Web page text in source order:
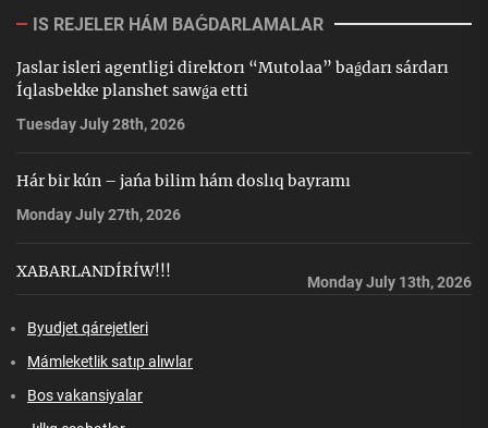
IS REJELER HÁM BAǴDARLAMALAR
Jaslar isleri agentligi direktorı “Mutolaa” baǵdarı sárdarı
Íqlasbekke planshet sawǵa etti
Tuesday July 28th, 2026
Hár bir kún – jańa bilim hám doslıq bayramı
Monday July 27th, 2026
XABARLANDÍRÍW!!!
Monday July 13th, 2026
Byudjet qárejetleri
Mámleketlik satıp alıwlar
Bos vakansiyalar